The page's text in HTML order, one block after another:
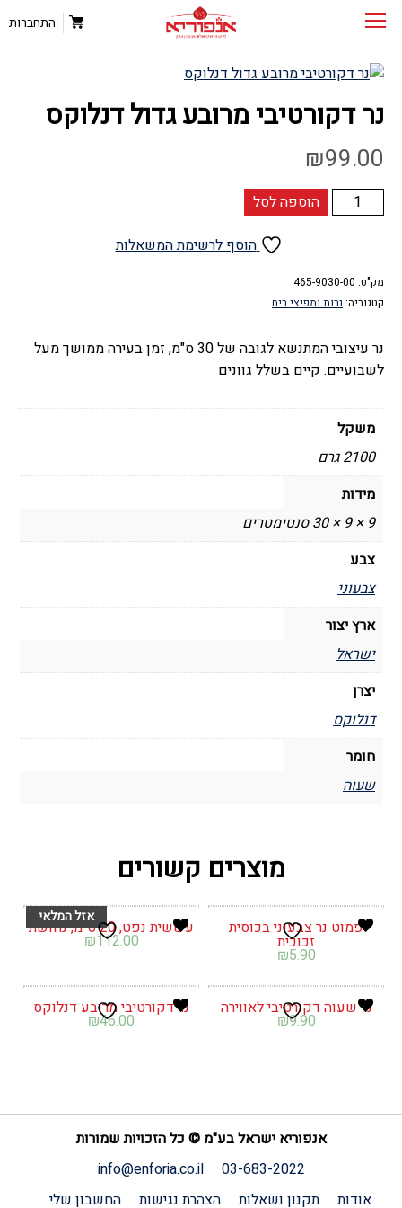
התחברות
נר דקורטיבי מרובע גדול דנלוקס
₪99.00
כמות
של
מרובע
גדול
הוספה לסל
הוסף לרשימת המשאלות
מק"ט: 465-9030-00
קטגוריה: נרות ומפיצי ריח
נר עיצובי המתנשא לגובה של 30 ס"מ, זמן בעירה ממושך מעל
לשבועיים. קיים בשלל גוונים
משקל
2100 גרם
מידות
9 × 9 × 30 סנטימטרים
צבע
צבעוני
ארץ יצור
ישראל
יצרן
דנלוקס
חומר
שעוה
מוצרים קשורים
פמוט נר צבעוני בכוסית
זכוכית
₪5.90
עששית נפט, 20 ס"מ, נחושת
₪112.00
נר שעוה דקורטיבי לאווירה
₪9.90
נר דקורטיבי מרובע דנלוקס
₪46.00
אנפוריא ישראל בע"מ © כל הזכויות שמורות
03-683-2022
info@enforia.co.il
אודות
תקנון ושאלות הצהרת נגישות החשבון שלי